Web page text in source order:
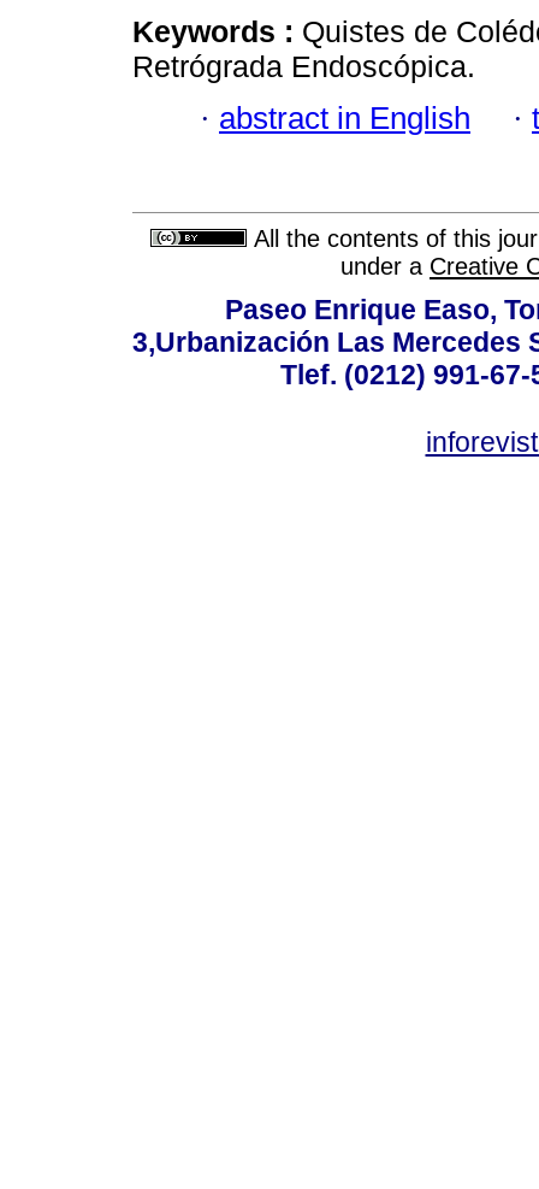
Keywords : Quistes de
Retrógrada Endoscópica.
· abstract in English ·
All the contents of this
under a Creative
Paseo Enrique Easo,
3,Urbanización Las Mercedes
Tlef. (0212) 991-